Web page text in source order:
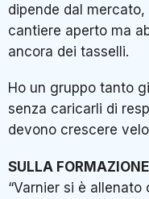
dipende dal
cantiere aperto ma
ancora dei tasselli.
Ho un gruppo tanto
senza caricarli di
devono crescere
SULLA FORMAZIONE
“Varnier si è allenato